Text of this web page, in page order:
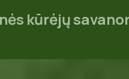
kūrėjų